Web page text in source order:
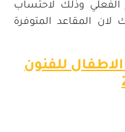
الفعلي وذلك لاحتساب
لان المقاعد المتوفرة
للفنون